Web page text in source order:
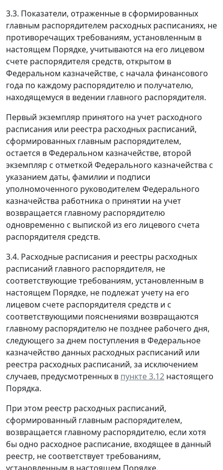
3.3. Показатели, отраженные в сформированных
главным распорядителем расходных расписаниях, не
противоречащих требованиям, установленным в
настоящем Порядке, учитываются на его лицевом
счете распорядителя средств, открытом в
Федеральном казначействе, с начала финансового
года по каждому распорядителю и получателю,
находящемуся в ведении главного распорядителя.
Первый экземпляр принятого на учет расходного
расписания или реестра расходных расписаний,
сформированных главным распорядителем,
остается в Федеральном казначействе, второй
экземпляр с отметкой Федерального казначейства с
указанием даты, фамилии и подписи
уполномоченного руководителем Федерального
казначейства работника о принятии на учет
возвращается главному распорядителю
одновременно с выпиской из его лицевого счета
распорядителя средств.
3.4. Расходные расписания и реестры расходных
расписаний главного распорядителя, не
соответствующие требованиям, установленным в
настоящем Порядке, не подлежат учету на его
лицевом счете распорядителя средств и с
соответствующими пояснениями возвращаются
главному распорядителю не позднее рабочего дня,
следующего за днем поступления в Федеральное
казначейство данных расходных расписаний или
реестра расходных расписаний, за исключением
случаев, предусмотренных в пункте 3.12 настоящего
Порядка.
При этом реестр расходных расписаний,
сформированный главным распорядителем,
возвращается главному распорядителю, если хотя
бы одно расходное расписание, входящее в данный
реестр, не соответствует требованиям,